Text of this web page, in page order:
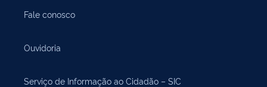
Fale conosco
Ouvidoria
Serviço de Informação ao Cidadão – SIC